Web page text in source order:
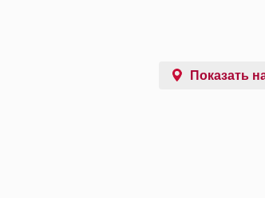
Показать